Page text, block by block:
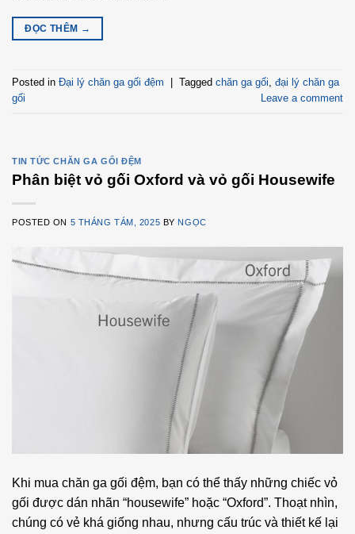
ĐỌC THÊM →
Posted in Đại lý chăn ga gối đệm Tagged chăn ga gối, đại lý chăn ga
gối
Leave a comment
TIN TỨC CHĂN GA GỐI ĐỆM
Phân biệt vỏ gối Oxford và vỏ gối Housewife
POSTED ON 5 THÁNG TÁM, 2025 BYNGỌC
Khi mua chăn ga gối đệm, bạn có thể thấy những chiếc vỏ
gối được dán nhãn “housewife” hoặc “Oxford”. Thoạt nhìn,
chúng có vẻ khá giống nhau, nhưng cấu trúc và thiết kế lại